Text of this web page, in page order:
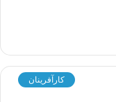
کارآفرینان